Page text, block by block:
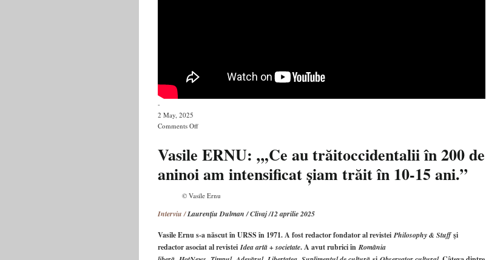
-
2 May, 2025
Comments Offon
’90
–
Transilvania
–
Vasile
Hotea-
Fernezan
Vasile ERNU: „,Ce au trăitoccidentalii în 200 de
aninoi am intensificat șiam trăit în 10-15 ani.”
© Vasile Ernu
Interviu /Laurențiu Dulman / Clivaj /12 aprilie 2025
Vasile Ernu s-a născut în URSS în 1971. A fost redactor fondator al revisteiPhilosophy & Stuffşi
redactor asociat al revisteiIdea artă + societate. A avut rubrici înRomânia